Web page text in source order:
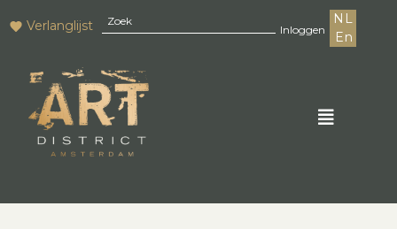
Verlanglijst Inloggen
NL
En